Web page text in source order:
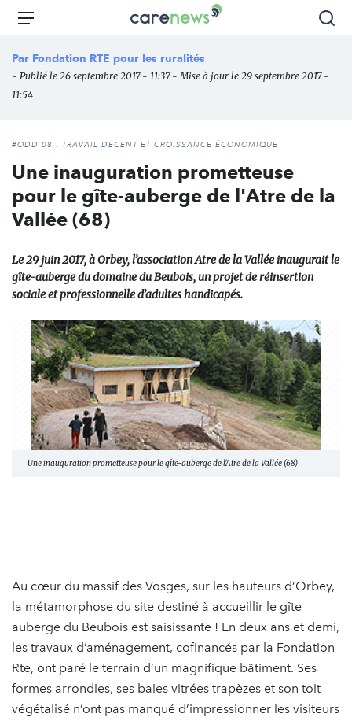
Aller
principal
Carenews,
média
des
Menu
Par Fondation RTE pour les ruralités
- Publié le 26 septembre 2017 - 11:37 - Mise à jour le 29 septembre 2017 -
11:54
#ODD 08 : TRAVAIL DÉCENT ET CROISSANCE ÉCONOMIQUE
Une inauguration prometteuse
pour le gîte-auberge de l'Atre de la
Vallée (68)
Le 29 juin 2017, à Orbey, l’association Atre de la Vallée inaugurait le
gîte-auberge du domaine du Beubois, un projet de réinsertion
sociale et professionnelle d’adultes handicapés.
Une inauguration prometteuse pour le gîte-auberge de l'Atre de la Vallée (68)
Au cœur du massif des Vosges, sur les hauteurs d’Orbey,
la métamorphose du site destiné à accueillir le gîte-
auberge du Beubois est saisissante ! En deux ans et demi,
les travaux d’aménagement, cofinancés par la Fondation
Rte, ont paré le terrain d’un magnifique bâtiment. Ses
formes arrondies, ses baies vitrées trapèzes et son toit
végétalisé n’ont pas manqué d’impressionner les visiteurs